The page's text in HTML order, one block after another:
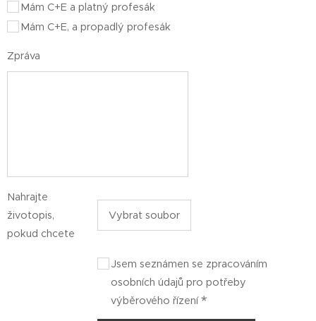
Mám C+E a platný profesák
Mám C+E, a propadlý profesák
Zpráva
Nahrajte
životopis,
pokud chcete
Vybrat soubor
Jsem seznámen se zpracováním
osobních údajů pro potřeby
výběrového řízení